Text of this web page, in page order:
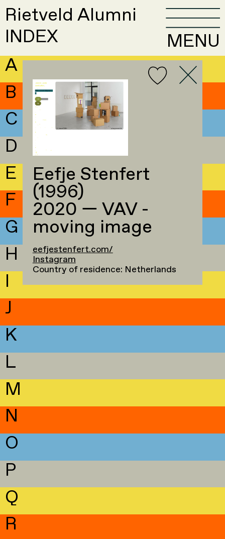
Rietveld Alumni
INDEX
MENU
A
B
C
D
E
F
G
H
I
J
K
L
M
N
O
P
Q
R
Eefje Stenfert
(1996)
2020 — VAV -
moving image
eefjestenfert.com/
Instagram
Country of residence: Netherlands